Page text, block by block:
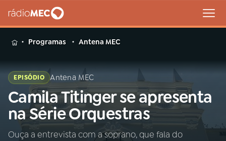
MENU
Buscar
na
Rádio
MEC
Buscar
Programas Antena MEC
EPISÓDIO Antena MEC
Camila Titinger se apresenta
na Série Orquestras
Ouça a entrevista com a soprano, que fala do